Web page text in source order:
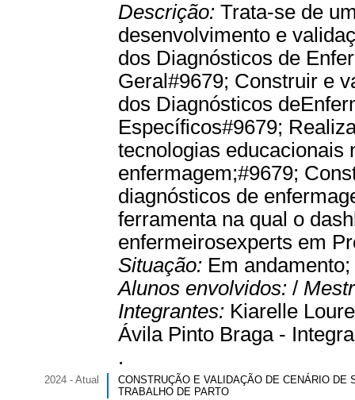
Descrição: Trata-se de
desenvolvimento e
dos Diagnósticos de
Geral#9679; Construir e
dos Diagnósticos
Específicos#9679;
tecnologias educacionais
enfermagem;#9679;
diagnósticos de
ferramenta na qual o
enfermeirosexperts em
Situação: Em andamento;
Alunos envolvidos: /
Integrantes: Kiarelle
Ávila Pinto Braga -
.
2024 - Atual
CONSTRUÇÃO E VALIDAÇÃO DE CENÁRIO DE
TRABALHO DE PARTO